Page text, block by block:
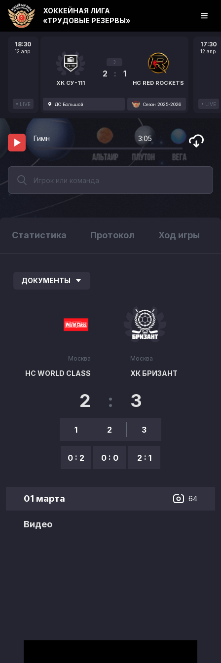
18:30
12 апр.
LIVE
ХК СУ-111
3
2 : 1
HC RED ROCKETS
ДС Большой Сезон 2025-2026
17:30
12 апр.
LIVE
ХОККЕЙНАЯ ЛИГА
«ТРУДОВЫЕ РЕЗЕРВЫ»
Гимн 3:05
Статистика Протокол Ход игры
ДОКУМЕНТЫ
Москва
HC WORLD CLASS
2 : 3
1
0 : 2
2
0 : 0
3
2 : 1
Москва
ХК БРИЗАНТ
01 марта 64
Видео